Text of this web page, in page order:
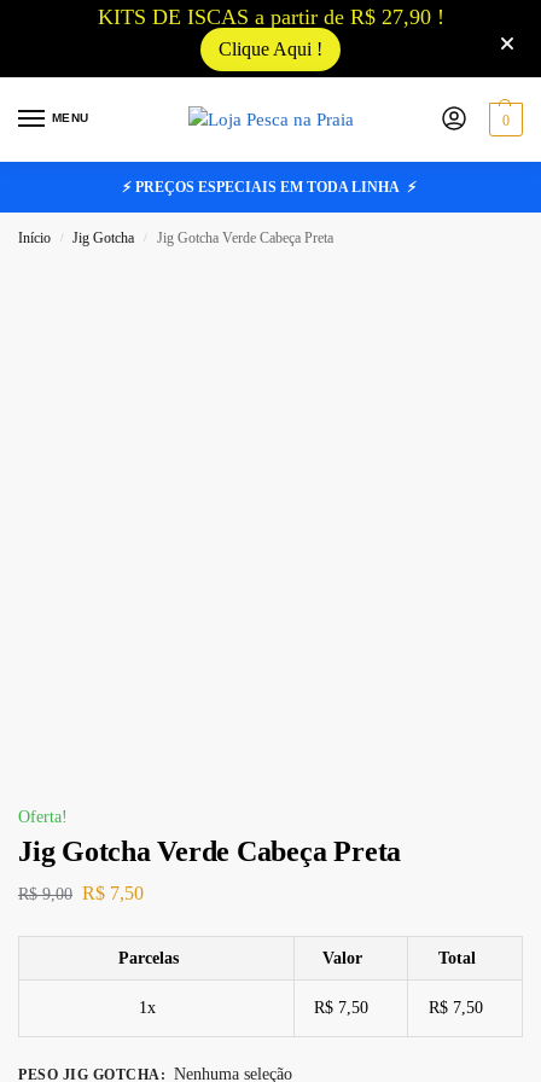
KITS DE ISCAS a partir de R$ 27,90 !
Clique Aqui !
MENU 0
⚡ PREÇOS ESPECIAIS EM TODA LINHA ⚡
Início / Jig Gotcha / Jig Gotcha Verde Cabeça Preta
Oferta!
Jig Gotcha Verde Cabeça Preta
R$9,00 R$ 7,50
Parcelas Valor Total
1x R$ 7,50 R$ 7,50
PESO JIG GOTCHA : Nenhuma seleção